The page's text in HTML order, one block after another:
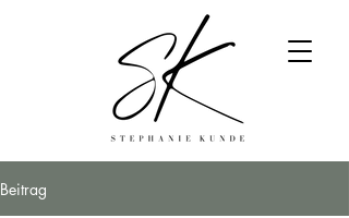
Beitrag